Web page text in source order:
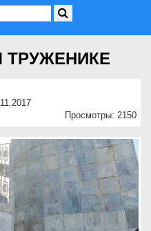
ТРУЖЕНИКЕ
Просмотры: 2150